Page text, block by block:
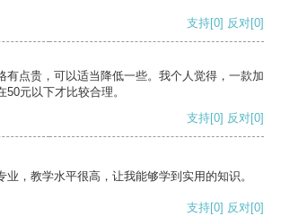
支持[0] 反对[0]
有点贵，可以适当降低一些。我个人觉得，一款加
元以下才比较合理。
支持[0] 反对[0]
业，教学水平很高，让我能够学到实用的知识。
支持[0] 反对[0]